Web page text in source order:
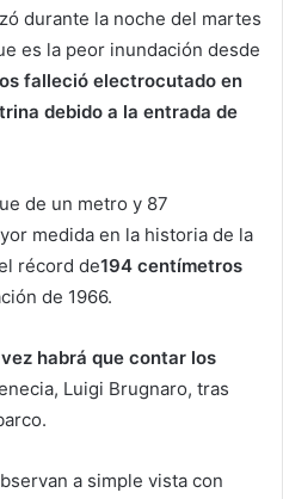
durante la noche del martes
es la peor inundación desde
falleció electrocutado en
debido a la entrada de
de un metro y 87
medida en la historia de la
récord de194 centímetros
de 1966.
habrá que contar los
Luigi Brugnaro, tras
a simple vista con